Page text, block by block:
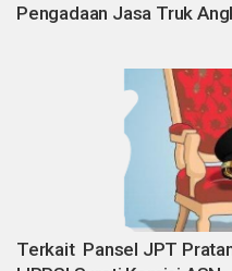
Pengadaan Jasa Truk
Terkait Pansel JPT